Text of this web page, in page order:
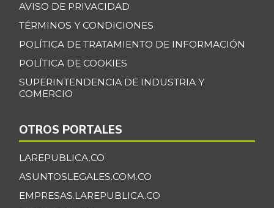
AVISO DE PRIVACIDAD
TÉRMINOS Y CONDICIONES
POLÍTICA DE TRATAMIENTO DE INFORMACIÓN
POLÍTICA DE COOKIES
SUPERINTENDENCIA DE INDUSTRIA Y
COMERCIO
OTROS PORTALES
LAREPUBLICA.CO
ASUNTOSLEGALES.COM.CO
EMPRESAS.LAREPUBLICA.CO